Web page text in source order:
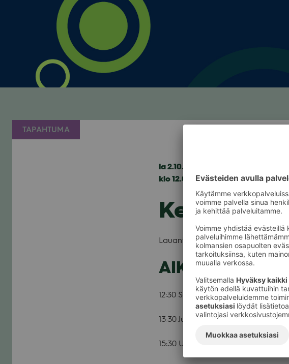
TAPAHTUMA
la 2.10.2021
klo 12.00 — 21.00
Lau­an­taina 2.10. Kesä­ka­dulla
AIKATAULU:
12:30 Sana
13:30 Julius Ran­tala
15:30 Uusi Rak­kaus